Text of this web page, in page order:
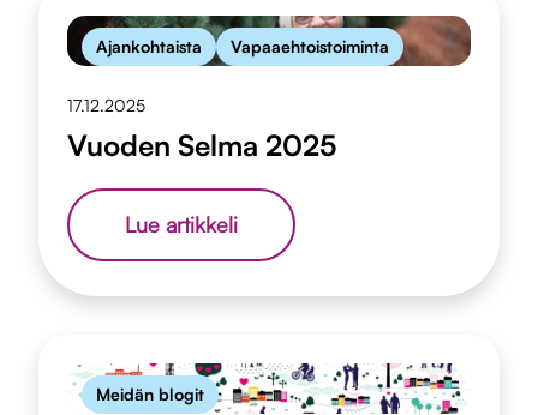
Ajankohtaista Vapaaehtoistoiminta
17.12.2025
Vuoden Selma 2025
Lue artikkeliVuoden
Selma
2025
Meidän blogit